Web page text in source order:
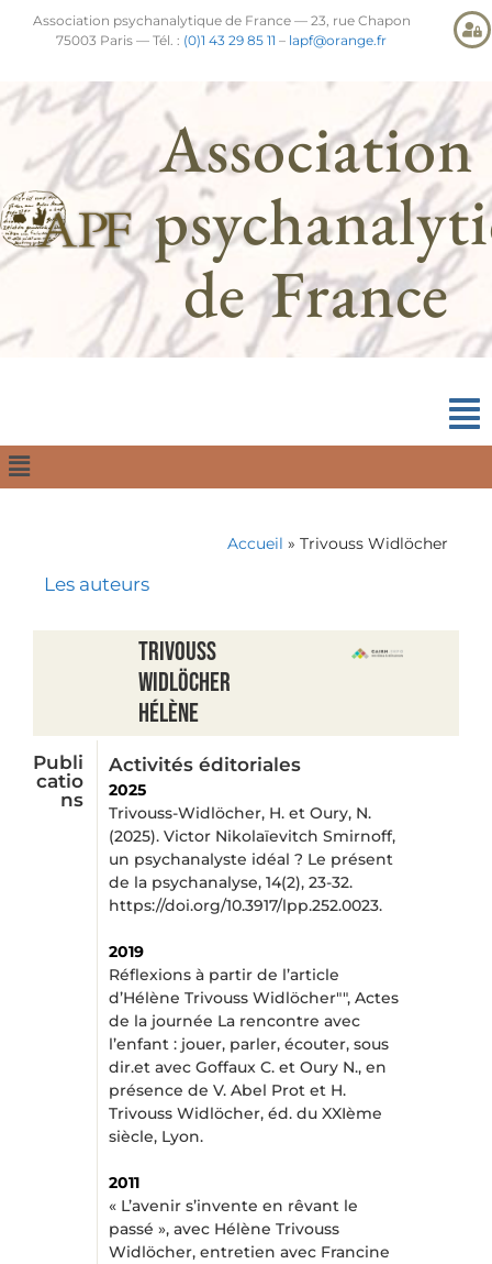
Association psychanalytique de France — 23, rue Chapon
75003 Paris — Tél. : (0)1 43 29 85 11 – lapf@orange.fr
Association
de France
Accueil » Trivouss Widlöcher
Les auteurs
Trivouss
Widlöcher
Hélène
Publi
catio
ns
Activités éditoriales
2025
Trivouss-Widlöcher, H. et Oury, N.
(2025). Victor Nikolaïevitch Smirnoff,
un psychanalyste idéal ? Le présent
de la psychanalyse, 14(2), 23-32.
https://doi.org/10.3917/lpp.252.0023.
2019
Réflexions à partir de l’article
d’Hélène Trivouss Widlöcher"", Actes
de la journée La rencontre avec
l’enfant : jouer, parler, écouter, sous
dir.et avec Goffaux C. et Oury N., en
présence de V. Abel Prot et H.
Trivouss Widlöcher, éd. du XXIème
siècle, Lyon.
2011
« L’avenir s’invente en rêvant le
passé », avec Hélène Trivouss
Widlöcher, entretien avec Francine